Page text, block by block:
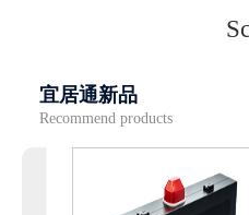
宜居通新品
Recommend products